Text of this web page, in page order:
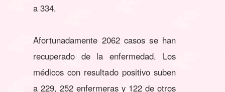
a 334.
Afortunadamente 2062 casos se han
recuperado de la enfermedad. Los
médicos con resultado positivo suben
a 229, 252 enfermeras y 122 de otros